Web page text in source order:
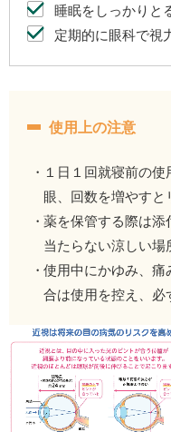
睡眠をしっかりと
定期的に眼科で視
使用上の注意
１日１回就寝前の
眼、回数を増やすと
薬を保管する際は
当たらない涼しい
使用中にかゆみ、
合は使用を控え、必